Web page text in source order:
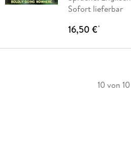
Sofort lieferbar
16,50 €*
10 von 10